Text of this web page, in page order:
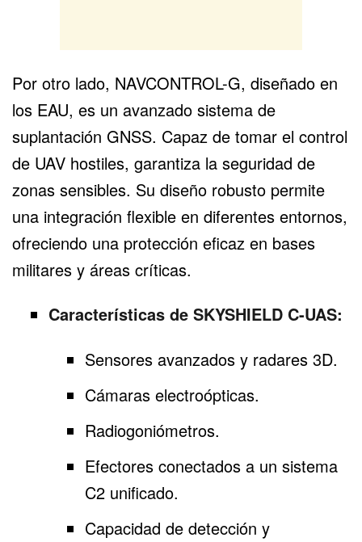
Por otro lado, NAVCONTROL-G, diseñado en
los EAU, es un avanzado sistema de
suplantación GNSS. Capaz de tomar el control
de UAV hostiles, garantiza la seguridad de
zonas sensibles. Su diseño robusto permite
una integración flexible en diferentes entornos,
ofreciendo una protección eficaz en bases
militares y áreas críticas.
Características de SKYSHIELD C-UAS:
Sensores avanzados y radares 3D.
Cámaras electroópticas.
Radiogoniómetros.
Efectores conectados a un sistema
C2 unificado.
Capacidad de detección y